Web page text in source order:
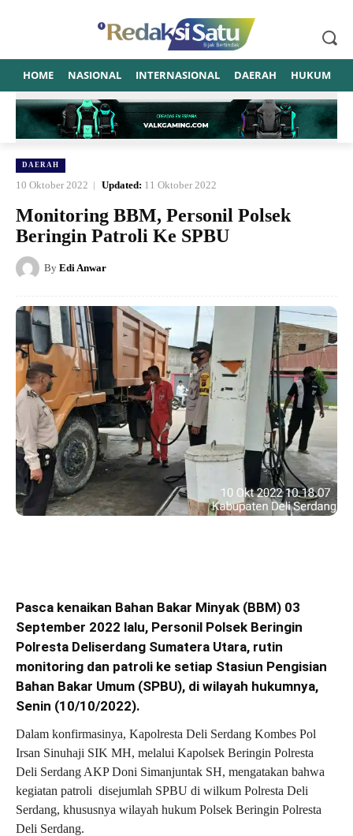
HOME NASIONAL INTERNASIONAL DAERAH HUKUM
DAERAH
10 Oktober 2022 Updated: 11 Oktober 2022
Monitoring BBM, Personil Polsek
Beringin Patroli Ke SPBU
By Edi Anwar
Pasca kenaikan Bahan Bakar Minyak (BBM) 03
September 2022 lalu, Personil Polsek Beringin
Polresta Deliserdang Sumatera Utara, rutin
monitoring dan patroli ke setiap Stasiun Pengisian
Bahan Bakar Umum (SPBU), di wilayah hukumnya,
Senin (10/10/2022).
Dalam konfirmasinya, Kapolresta Deli Serdang Kombes Pol
Irsan Sinuhaji SIK MH, melalui Kapolsek Beringin Polresta
Deli Serdang AKP Doni Simanjuntak SH, mengatakan bahwa
kegiatan patroli disejumlah SPBU di wilkum Polresta Deli
Serdang, khususnya wilayah hukum Polsek Beringin Polresta
Deli Serdang.